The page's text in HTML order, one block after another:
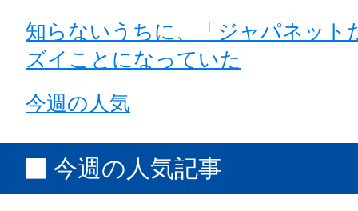
知らないうちに、「ジャパネット
ズイことになっていた
今週の人気
今週の人気記事